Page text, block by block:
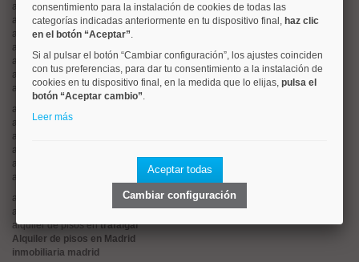
alquiler de pisos en salamanca
alquiler de pisos entetuán
alquiler de pisos enrios rosas
alquiler de pisos en
alquiler de pisos encuatro caminos
alquiler de pisos enel viso
alquiler de pisos enretiro
alquiler de pisos en
alquiler de pisos en
alquiler de pisos en
alquiler de pisos en
alquiler de pisos en
alquiler de pisos en
alquiler de pisos en
malasaña
alquiler de pisos en
estrella
alquiler de pisos entrafalgar
Alquiler de pisos en Madrid
inmobiliaria madrid
consentimiento para la instalación de cookies de todas las
categorías indicadas anteriormente en tu dispositivo final, haz clic
en el botón “Aceptar”.
Si al pulsar el botón “Cambiar configuración”, los ajustes coinciden
con tus preferencias, para dar tu consentimiento a la instalación de
cookies en tu dispositivo final, en la medida que lo elijas, pulsa el
botón “Aceptar cambio”.
Leer más
Aceptar todas
Cambiar configuración